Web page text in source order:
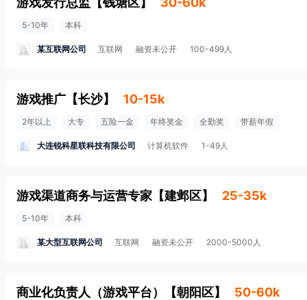
5-10年 本科
某互联网公司 互联网 融资未公开 100-499人
游戏推广 【长沙】 10-15k
2年以上 大专 五险一金 年终奖金 全勤奖 带薪年假
大连锐科星联科技有限公司 计算机软件 1-49人
游戏渠道商务与运营专家 【建邺区】 25-35k
5-10年 本科
某大型互联网公司 互联网 融资未公开 2000-5000人
商业化负责人（游戏平台） 【朝阳区】 50-60k